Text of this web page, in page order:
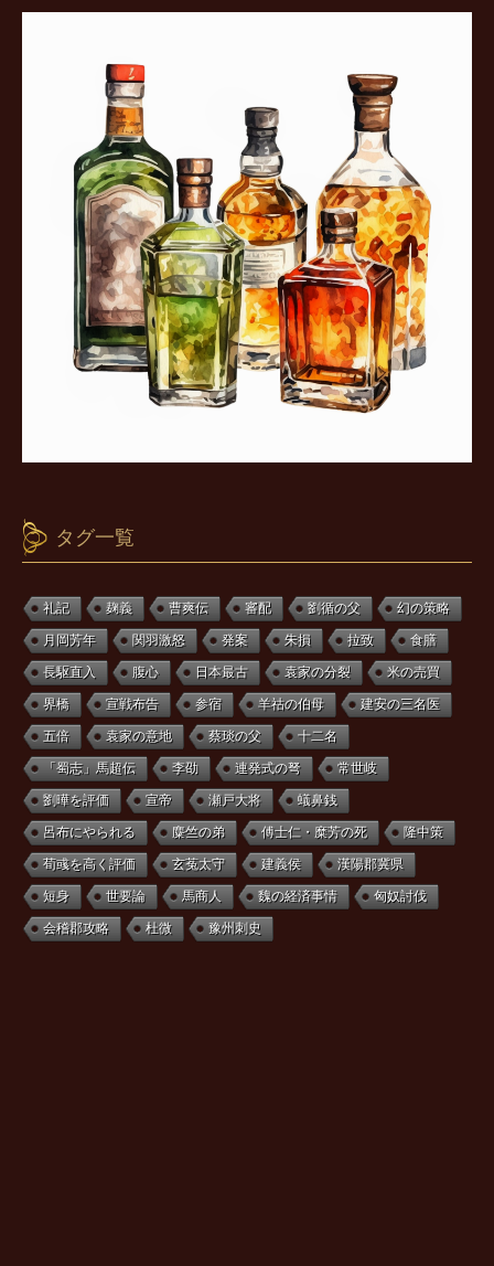
タグ一覧
礼記 麹義 曹爽伝 審配 劉循の父 幻の策略
月岡芳年 関羽激怒 発案 朱損 拉致 食膳
長駆直入 腹心 日本最古 袁家の分裂 米の売買
界橋 宣戦布告 参宿 羊祜の伯母 建安の三名医
五倍 袁家の意地 蔡琰の父 十二名
「蜀志」馬超伝 李劭 連発式の弩 常世岐
劉曄を評価 宣帝 瀬戸大将 蟻鼻銭
呂布にやられる 麋竺の弟 傅士仁・糜芳の死 隆中策
荀彧を高く評価 玄菟太守 建義侯 漢陽郡冀県
短身 世要論 馬商人 魏の経済事情 匈奴討伐
会稽郡攻略 杜微 豫州刺史